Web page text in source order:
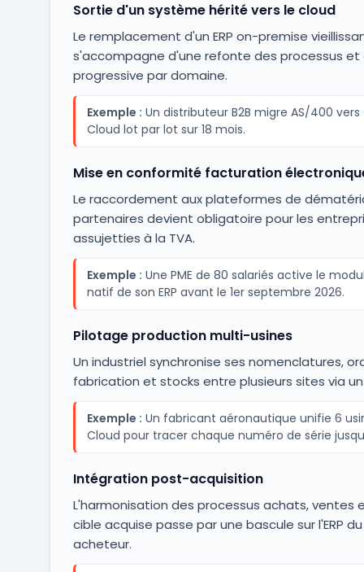
Sortie d'un système hérité vers le cloud
Le remplacement d'un ERP on-premise
s'accompagne d'une refonte des processus et
progressive par domaine.
Exemple : Un distributeur B2B migre AS/400 vers
Cloud lot par lot sur 18 mois.
Mise en conformité facturation
Le raccordement aux plateformes de
partenaires devient obligatoire pour les
assujetties à la TVA.
Exemple : Une PME de 80 salariés active le
natif de son ERP avant le 1er septembre 2026.
Pilotage production multi-usines
Un industriel synchronise ses nomenclatures,
fabrication et stocks entre plusieurs sites via un
Exemple : Un fabricant aéronautique unifie 6
Cloud pour tracer chaque numéro de série
Intégration post-acquisition
L'harmonisation des processus achats, ventes
cible acquise passe par une bascule sur l'ERP
acheteur.